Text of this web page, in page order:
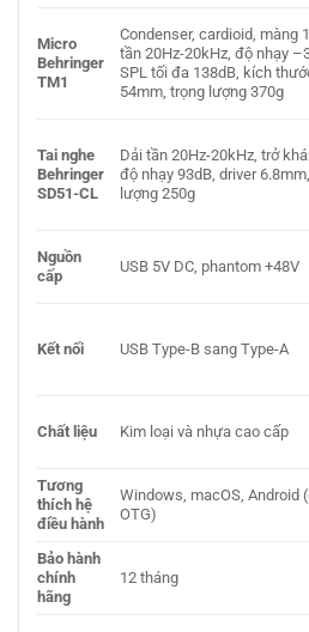
Micro
Behringer
TM1
Condenser, cardioid, màng
tần 20Hz-20kHz, độ nhạy
SPL tối đa 138dB, kích
54mm, trọng lượng 370g
Tai nghe
Behringer
SD51-CL
Dải tần 20Hz-20kHz, trở
độ nhạy 93dB, driver
lượng 250g
Nguồn
cấp
USB 5V DC, phantom +48V
Kết nối USB Type-B sang Type-A
Chất liệu Kim loại và nhựa cao cấp
Tương
thích hệ
điều hành
Windows, macOS, Android
OTG)
Bảo hành
chính
hãng
12 tháng